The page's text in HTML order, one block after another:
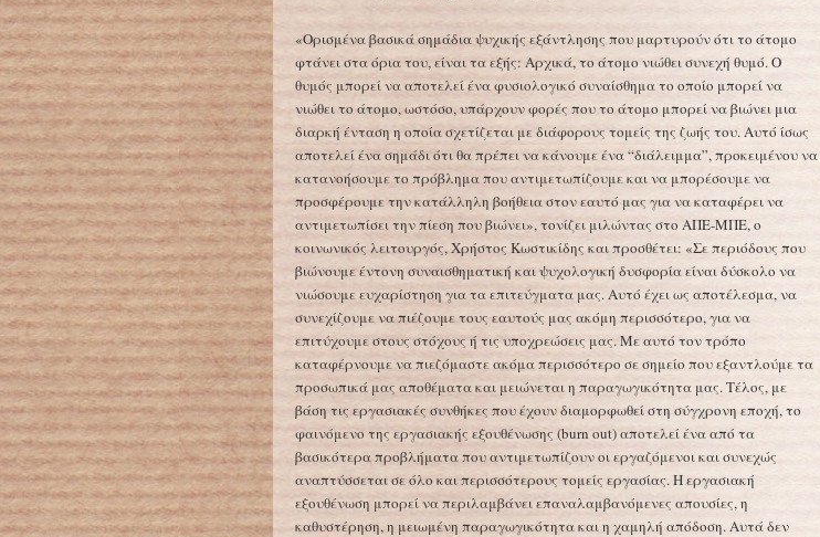
«Ορισμένα βασικά σημάδια ψυχικής εξάντλησης που μαρτυρούν ότι το άτομο
φτάνει στα όρια του, είναι τα εξής: Αρχικά, το άτομο νιώθει συνεχή θυμό. Ο
θυμός μπορεί να αποτελεί ένα φυσιολογικό συναίσθημα το οποίο μπορεί να
νιώθει το άτομο, ωστόσο, υπάρχουν φορές που το άτομο μπορεί να βιώνει μια
διαρκή ένταση η οποία σχετίζεται με διάφορους τομείς της ζωής του. Αυτό ίσως
αποτελεί ένα σημάδι ότι θα πρέπει να κάνουμε ένα “διάλειμμα”, προκειμένου να
κατανοήσουμε το πρόβλημα που αντιμετωπίζουμε και να μπορέσουμε να
προσφέρουμε την κατάλληλη βοήθεια στον εαυτό μας για να καταφέρει να
αντιμετωπίσει την πίεση που βιώνει», τονίζει μιλώντας στο ΑΠΕ-ΜΠΕ, ο
κοινωνικός λειτουργός, Χρήστος Κωστικίδης και προσθέτει: «Σε περιόδους που
βιώνουμε έντονη συναισθηματική και ψυχολογική δυσφορία είναι δύσκολο να
νιώσουμε ευχαρίστηση για τα επιτεύγματα μας. Αυτό έχει ως αποτέλεσμα, να
συνεχίζουμε να πιέζουμε τους εαυτούς μας ακόμη περισσότερο, για να
επιτύχουμε στους στόχους ή τις υποχρεώσεις μας. Με αυτό τον τρόπο
καταφέρνουμε να πιεζόμαστε ακόμα περισσότερο σε σημείο που εξαντλούμε τα
προσωπικά μας αποθέματα και μειώνεται η παραγωγικότητα μας. Τέλος, με
βάση τις εργασιακές συνθήκες που έχουν διαμορφωθεί στη σύγχρονη εποχή, το
φαινόμενο της εργασιακής εξουθένωσης (burn out) αποτελεί ένα από τα
βασικότερα προβλήματα που αντιμετωπίζουν οι εργαζόμενοι και συνεχώς
αναπτύσσεται σε όλο και περισσότερους τομείς εργασίας. Η εργασιακή
εξουθένωση μπορεί να περιλαμβάνει επαναλαμβανόμενες απουσίες, η
καθυστέρηση, η μειωμένη παραγωγικότητα και η χαμηλή απόδοση. Αυτά δεν